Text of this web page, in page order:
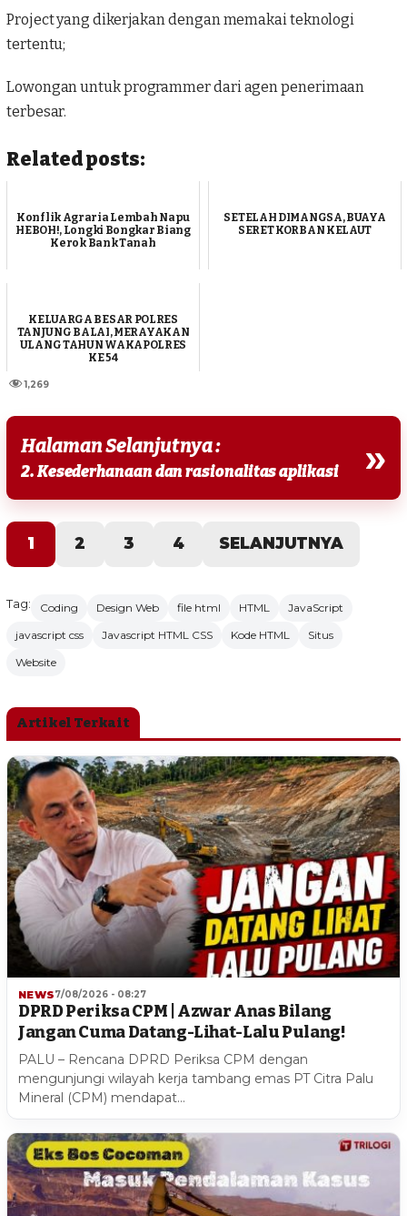
Project yang dikerjakan dengan memakai teknologi
tertentu;
Lowongan untuk programmer dari agen penerimaan
terbesar.
Related posts:
Konflik Agraria Lembah Napu
HEBOH!, Longki Bongkar Biang
Kerok Bank Tanah
SETELAH DIMANGSA, BUAYA
SERET KORBAN KELAUT
KELUARGA BESAR POLRES
TANJUNG BALAI, MERAYAKAN
ULANG TAHUN WAKAPOLRES
KE 54
1,269
Halaman Selanjutnya :
2. Kesederhanaan dan rasionalitas aplikasi »
1 2 3 4 SELANJUTNYA
Tag: Coding Design Web file html HTML
JavaScript
javascript css
Javascript HTML CSS Kode HTML
Situs
Website
Artikel Terkait
NEWS7/08/2026 - 08:27
DPRD Periksa CPM | Azwar Anas Bilang
Jangan Cuma Datang-Lihat-Lalu Pulang!
PALU – Rencana DPRD Periksa CPM dengan
mengunjungi wilayah kerja tambang emas PT Citra Palu
Mineral (CPM) mendapat…